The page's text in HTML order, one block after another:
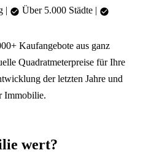
| Über 5.000 Städte |
Kaufangebote aus ganz
Quadratmeterpreise für Ihre
der letzten Jahre und
Immobilie.
wert?